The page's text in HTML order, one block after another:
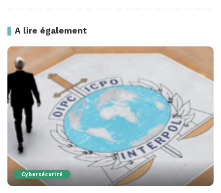
A lire également
Cybersécurité